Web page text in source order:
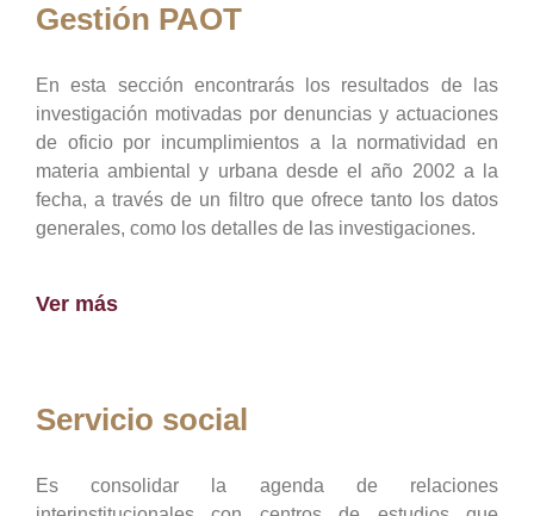
Gestión PAOT
En esta sección encontrarás los resultados de las
investigación motivadas por denuncias y actuaciones
de oficio por incumplimientos a la normatividad en
materia ambiental y urbana desde el año 2002 a la
fecha, a través de un filtro que ofrece tanto los datos
generales, como los detalles de las investigaciones.
Ver más
Servicio social
Es consolidar la agenda de relaciones